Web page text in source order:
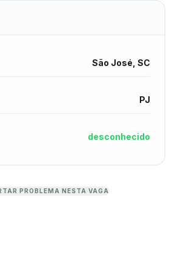
São José, SC
PJ
desconhecido
PROBLEMA NESTA VAGA